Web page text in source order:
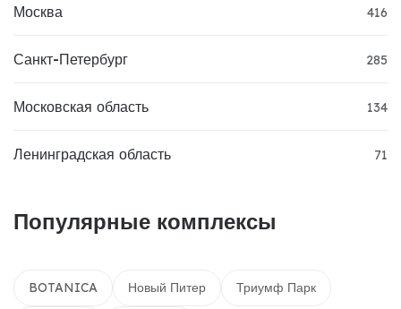
Москва 416
Санкт-Петербург 285
Московская область 134
Ленинградская область 71
Популярные комплексы
BOTANICA Новый Питер Триумф Парк